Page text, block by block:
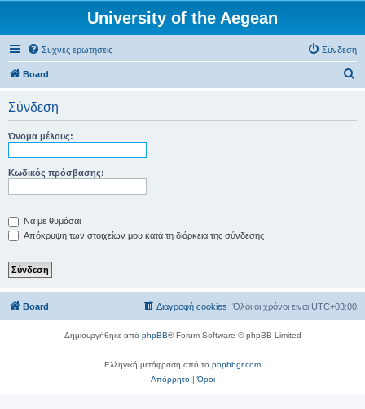
University of the Aegean
Συχνές ερωτήσεις Σύνδεση
Board
Σύνδεση
Όνομα μέλους:
Κωδικός πρόσβασης:
Να με θυμάσαι
Απόκρυψη των στοιχείων μου κατά τη διάρκεια της σύνδεσης
Board Όλοι οι χρόνοι είναι UTC+03:00
Διαγραφή cookies
Δημιουργήθηκε από phpBB® Forum Software © phpBB Limited
Ελληνική μετάφραση από το phpbbgr.com
Απόρρητο|Όροι